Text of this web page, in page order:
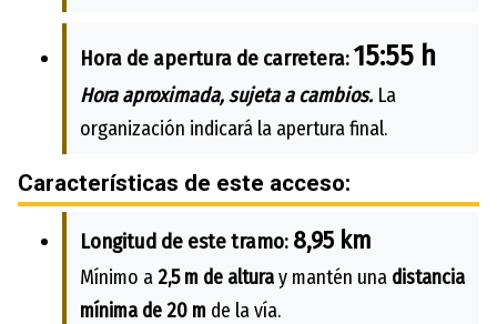
Hora de apertura de carretera:15:55 h
Hora aproximada, sujeta a cambios. La
organización indicará la apertura final.
Características de este acceso:
Longitud de este tramo: 8,95 km
Mínimo a2,5 m de alturay mantén una distancia
mínima de 20 m de la vía.